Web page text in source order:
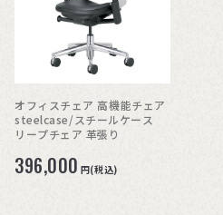
オフィスチェア 高機能チェア
steelcase/スチールケース
リープチェア 革張り
396,000 円(税込)